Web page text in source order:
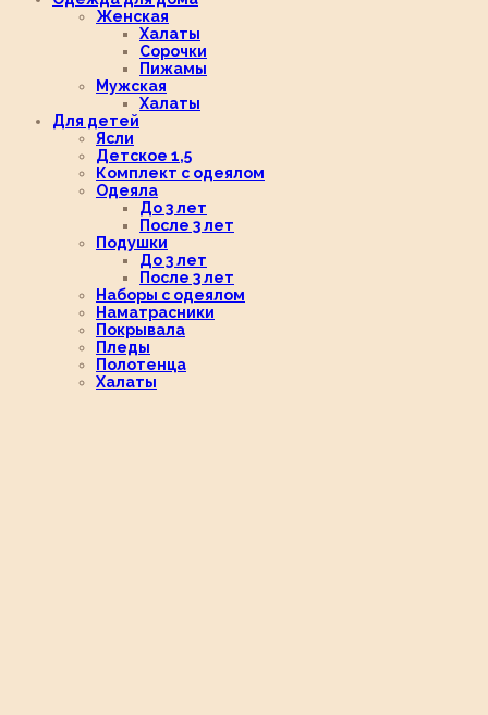
Женская
Халаты
Сорочки
Пижамы
Мужская
Халаты
Для детей
Ясли
Детское 1,5
Комплект с одеялом
Одеяла
До 3 лет
После 3 лет
Подушки
До 3 лет
После 3 лет
Наборы с одеялом
Наматрасники
Покрывала
Пледы
Полотенца
Халаты